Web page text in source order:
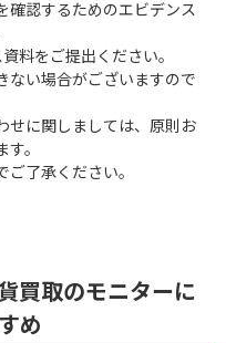
認するためのエビデンス
料をご提出ください。
い場合がございますので
せに関しましては、原則お
。
了承ください。
買取のモニターに
め